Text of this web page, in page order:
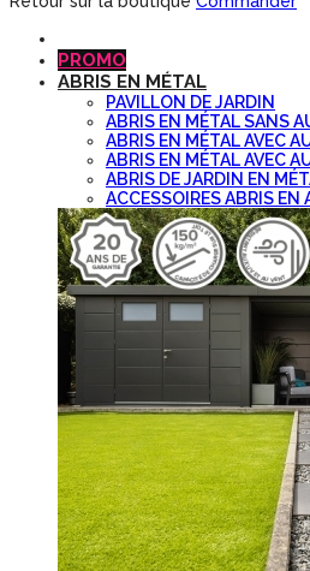
PROMO
ABRIS EN MÉTAL
PAVILLON DE JARDIN
ABRIS EN MÉTAL SANS
ABRIS EN MÉTAL AVEC
ABRIS EN MÉTAL AVEC
ABRIS DE JARDIN EN
ACCESSOIRES ABRIS EN